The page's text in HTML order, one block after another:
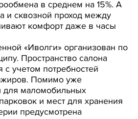
в среднем на 15%. А
и сквозной проход между
комфорт даже в часы
«Иволги» организован по
Пространство салона
с учетом потребностей
Помимо уже
для маломобильных
и мест для хранения
предусмотрена